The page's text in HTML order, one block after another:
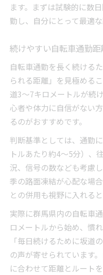
効率的な距離設
える
自転車通勤でマ
安
電動自転車通勤
ママチャリと電
朝の自転車通勤
ント
長距離通勤に適
方
安全意識で自転車通
自転車通勤で気
向
安全な自転車通
自転車通勤時の
ント
群馬県警の自転
ます。まずは試験的に数
勤し、自分にとって最適
続けやすい自転車通勤
自転車通勤を長く続ける
られる距離」を見極める
道3～7キロメートルが続
心者や体力に自信がない
るのがおすすめです。
判断基準としては、通勤
トルあたり約4～5分）、
況、信号の数なども考慮
季の路面凍結が心配な場
との併用も視野に入れると
実際に群馬県内の自転車
ロメートルから始め、慣
「毎日続けるために坂道
の声が寄せられています
に合わせて距離とルート